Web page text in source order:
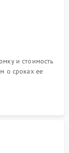
и стоимость
о сроках ее